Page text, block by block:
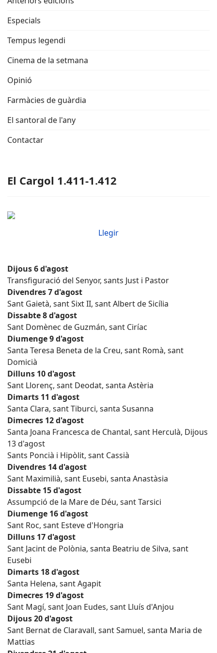
Especials
Tempus legendi
Cinema de la setmana
Opinió
Farmàcies de guàrdia
El santoral de l'any
Contactar
El Cargol 1.411-1.412
Llegir
Dijous 6 d'agost
Transfiguració del Senyor, sants Just i Pastor
Divendres 7 d'agost
Sant Gaietà, sant Sixt II, sant Albert de Sicília
Dissabte 8 d'agost
Sant Domènec de Guzmán, sant Ciríac
Diumenge 9 d'agost
Santa Teresa Beneta de la Creu, sant Romà, sant
Domicià
Dilluns 10 d'agost
Sant Llorenç, sant Deodat, santa Astèria
Dimarts 11 d'agost
Santa Clara, sant Tiburci, santa Susanna
Dimecres 12 d'agost
Santa Joana Francesca de Chantal, sant Herculà, Dijous
13 d'agost
Sants Poncià i Hipòlit, sant Cassià
Divendres 14 d'agost
Sant Maximilià, sant Eusebi, santa Anastàsia
Dissabte 15 d'agost
Assumpció de la Mare de Déu, sant Tarsici
Diumenge 16 d'agost
Sant Roc, sant Esteve d'Hongria
Dilluns 17 d'agost
Sant Jacint de Polònia, santa Beatriu de Silva, sant
Eusebi
Dimarts 18 d'agost
Santa Helena, sant Agapit
Dimecres 19 d'agost
Sant Magí, sant Joan Eudes, sant Lluís d'Anjou
Dijous 20 d'agost
Sant Bernat de Claravall, sant Samuel, santa Maria de
Mattias